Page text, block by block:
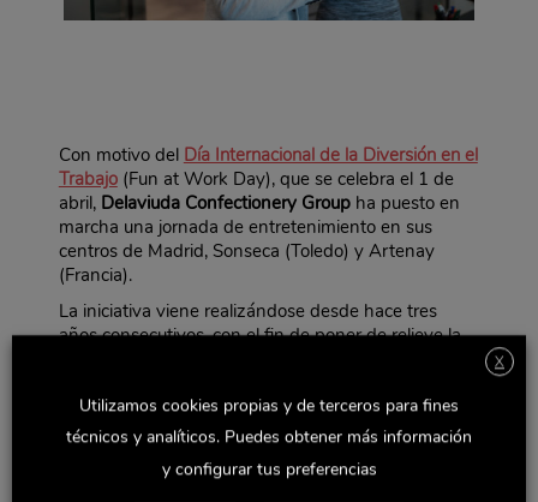
Con motivo del Día Internacional de la Diversión en el
Trabajo(Fun at Work Day), que se celebra el 1 de
abril, Delaviuda Confectionery Groupha puesto en
marcha una jornada de entretenimiento en sus
centros de Madrid, Sonseca (Toledo) y Artenay
(Francia).
La iniciativa viene realizándose desde hace tres
años consecutivos, con el fin de poner de relieve la
laboral.
Este año, para festejar el Día de la Diversión en el
Trabajo, se ha llevado a cabo durante la jornada del
X
Utilizamos cookies propias y de terceros para fines
técnicos y analíticos. Puedes obtener más información
y configurar tus preferencias